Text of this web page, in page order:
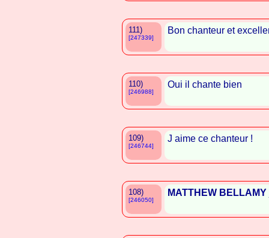
111)
[247339]
Bon chanteur et
110)
[246988]
Oui il chante bien
109)
[246744]
J aime ce chanteur !
108)
[246050]
MATTHEW BELLAMY